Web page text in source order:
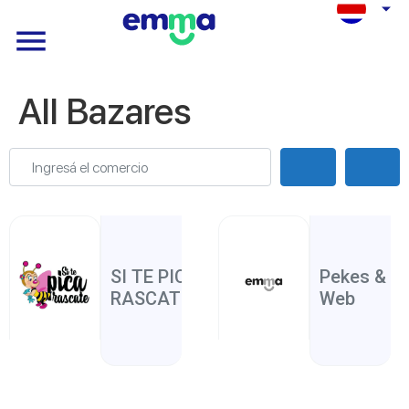
All Bazares
Ingresá el comercio
SI TE PICA,
RASCATE
Pekes &
Web